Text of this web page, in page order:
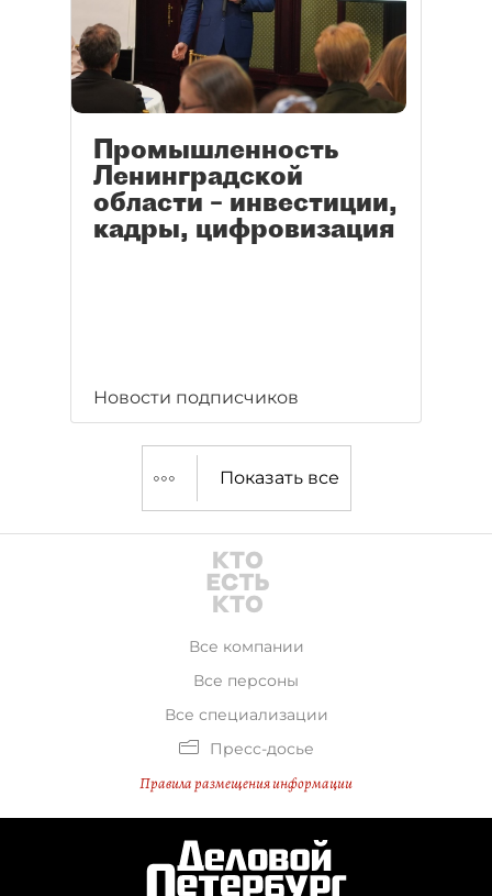
Промышленность
Ленинградской
области – инвестиции,
кадры, цифровизация
Новости подписчиков
Показать все
Все компании
Все персоны
Все специализации
Пресс-досье
Правила размещения информации